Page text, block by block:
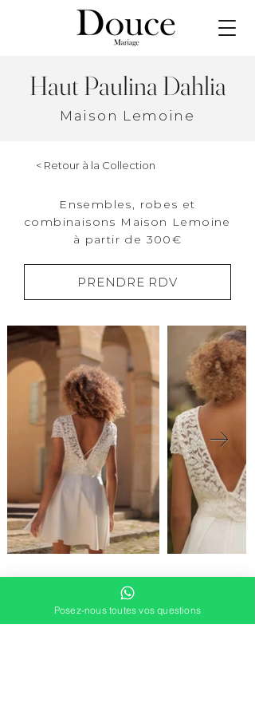
Haut Paulina Dahlia
Maison Lemoine
< Retour à la Collection
Ensembles, robes et
combinaisons Maison Lemoine
à partir de 300€
PRENDRE RDV
Posez-nous toutes vos questions